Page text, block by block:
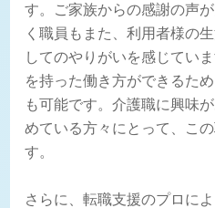
す。ご家族からの感謝の声
く職員もまた、利用者様の
してのやりがいを感じてい
を持った働き方ができるた
も可能です。介護職に興味
めている方々にとって、こ
す。
さらに、転職支援のプロに